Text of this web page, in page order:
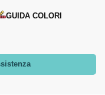
GUIDA COLORI